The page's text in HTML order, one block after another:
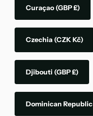
Curaçao(GBP £)
Czechia (CZK Kč)
Djibouti (GBP £)
Dominican Republic